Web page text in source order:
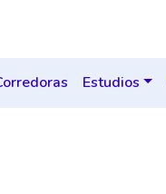
Estudios